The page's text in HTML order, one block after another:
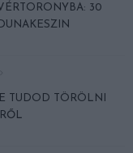
30
TUDOD TÖRÖLNI